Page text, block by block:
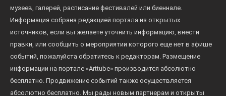
музеев, галерей, расписание фестивалей или биеннале.
Информация собрана редакцией портала из открытых
источников, если вы желаете уточнить информацию, внести
правки, или сообщить о мероприятии которого еще нет в афише
событий, пожалуйста обратитесь к редакторам. Размещение
информации на портале «Arttube» производится абсолютно
бесплатно. Продвижение событий также осуществляется
абсолютно бесплатно. Мы рады новым партнерам и открыты